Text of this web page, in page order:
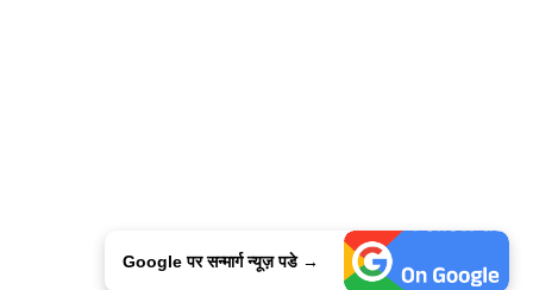
Google पर सन्मार्ग न्यूज़ पडे →